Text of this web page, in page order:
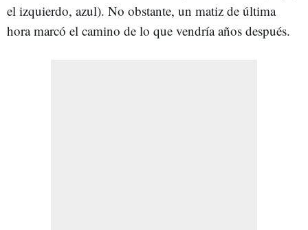
el izquierdo, azul). No obstante, un matiz de última
hora marcó el camino de lo que vendría años después.